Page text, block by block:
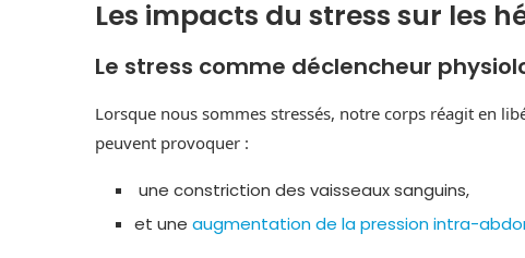
Les impacts du stress sur les
Le stress comme déclencheur
Lorsque nous sommes stressés, notre corps réagit en
peuvent provoquer :
une constriction des vaisseaux sanguins,
et une augmentation de la pression intra-